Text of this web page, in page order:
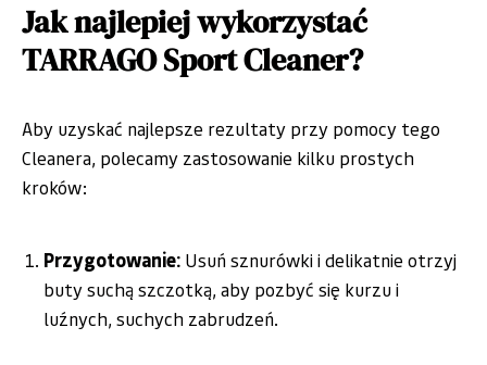
Jak najlepiej wykorzystać
TARRAGO Sport Cleaner?
Aby uzyskać najlepsze rezultaty przy pomocy tego
Cleanera, polecamy zastosowanie kilku prostych
kroków:
Przygotowanie: Usuń sznurówki i delikatnie otrzyj
buty suchą szczotką, aby pozbyć się kurzu i
luźnych, suchych zabrudzeń.